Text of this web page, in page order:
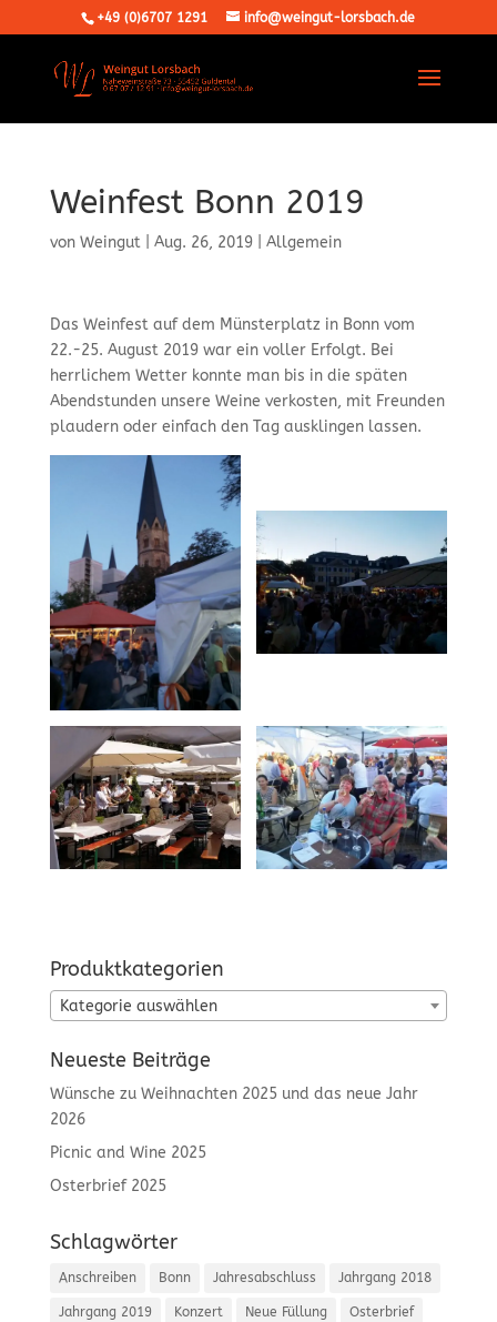
+49 (0)6707 1291 info@weingut-lorsbach.de
Weinfest Bonn 2019
von Weingut| Aug. 26, 2019| Allgemein
Das Weinfest auf dem Münsterplatz in Bonn vom
22.-25. August 2019 war ein voller Erfolgt. Bei
herrlichem Wetter konnte man bis in die späten
Abendstunden unsere Weine verkosten, mit Freunden
plaudern oder einfach den Tag ausklingen lassen.
Produktkategorien
Kategorie auswählen
Neueste Beiträge
Wünsche zu Weihnachten 2025 und das neue Jahr
2026
Picnic and Wine 2025
Osterbrief 2025
Schlagwörter
Anschreiben Bonn Jahresabschluss Jahrgang 2018
Jahrgang 2019 Konzert Neue Füllung Osterbrief